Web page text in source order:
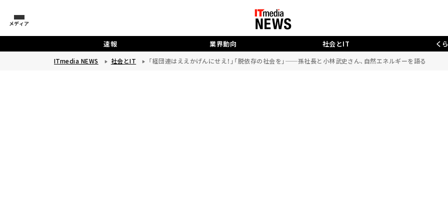
メディア
速報 業界動向 社会とIT く
ITmedia NEWS 社会とIT 「経団連はええかげんにせえ！」「脱依存の社会を」──孫社長と小林武史さん、自然エネルギーを語る